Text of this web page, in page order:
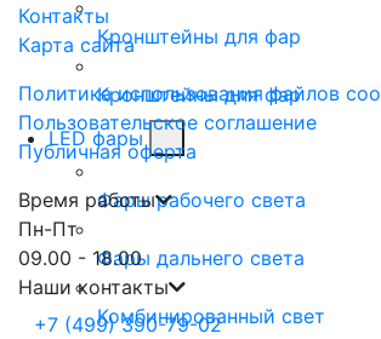
Кронштейны для фар
Кронштейны для фар
LED фары
Фары рабочего света
Фары дальнего света
Комбинированный свет
Контакты
Карта сайта
Политика использования файлов
Пользовательское соглашение
Публичная оферта
Время работы
Пн-Пт
09.00 - 18.00
Наши контакты
+7 (499) 390-79-02